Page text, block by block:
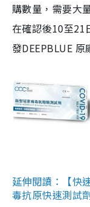
購數量，需要大
在確認後10至21
發DEEPBLUE 原
延伸閱讀：【快
毒抗原快速測試